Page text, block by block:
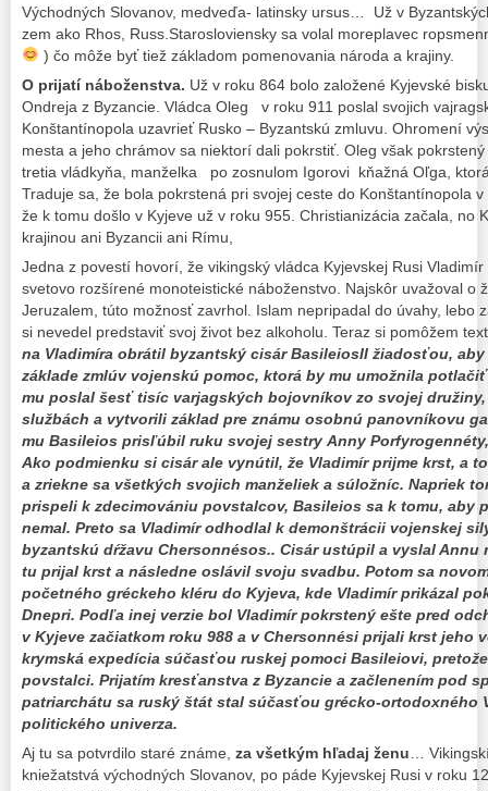
Východných Slovanov, medveďa- latinsky ursus… Už v
zem ako Rhos, Russ.Starosloviensky sa volal moreplavec
) čo môže byť tiež základom pomenovania národa a krajiny.
O prijatí náboženstva. Už v roku 864 bolo založené Kyjevské
Ondreja z Byzancie. Vládca Oleg v roku 911 poslal svojich
Konštantínopola uzavrieť Rusko – Byzantskú zmluvu. Ohromení
mesta a jeho chrámov sa niektorí dali pokrstiť. Oleg však
tretia vládkyňa, manželka po zosnulom Igorovi kňažná Oľga,
Traduje sa, že bola pokrstená pri svojej ceste do Konštantínopola
že k tomu došlo v Kyjeve už v roku 955. Christianizácia začala, no
krajinou ani Byzancii ani Rímu,
Jedna z povestí hovorí, že vikingský vládca Kyjevskej Rusi
svetovo rozšírené monoteistické náboženstvo. Najskôr uvažoval o
Jeruzalem, túto možnosť zavrhol. Islam nepripadal do úvahy, lebo
si nevedel predstaviť svoj život bez alkoholu. Teraz si pomôžem
na Vladimíra obrátil byzantský cisár BasileiosII žiadosťou,
základe zmlúv vojenskú pomoc, ktorá by mu umožnila
mu poslal šesť tisíc varjagských bojovníkov zo svojej
službách a vytvorili základ pre známu osobnú panovníkovu
mu Basileios prisľúbil ruku svojej sestry Anny
Ako podmienku si cisár ale vynútil, že Vladimír prijme krst, a
a zriekne sa všetkých svojich manželiek a súložníc. Napriek
prispeli k zdecimovániu povstalcov, Basileios sa k tomu, aby
nemal. Preto sa Vladimír odhodlal k demonštrácii vojenskej
byzantskú dŕžavu Chersonnésos.. Cisár ustúpil a vyslal Annu
tu prijal krst a následne oslávil svoju svadbu. Potom sa
početného gréckeho kléru do Kyjeva, kde Vladimír prikázal
Dnepri. Podľa inej verzie bol Vladimír pokrstený ešte pred
v Kyjeve začiatkom roku 988 a v Chersonnési prijali krst jeho
krymská expedícia súčasťou ruskej pomoci Basileiovi,
povstalci. Prijatím kresťanstva z Byzancie a začlenením pod
patriarchátu sa ruský štát stal súčasťou grécko-ortodoxného
politického univerza.
Aj tu sa potvrdilo staré známe, za všetkým hľadaj ženu …
kniežatstvá východných Slovanov, po páde Kyjevskej Rusi v roku